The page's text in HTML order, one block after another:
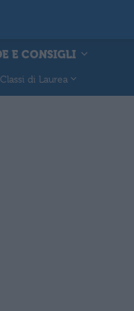
E CONSIGLI
Classi di Laurea